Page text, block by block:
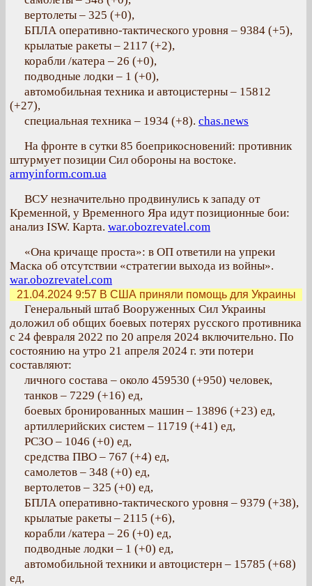
вертолеты – 325 (+0),
БПЛА оперативно-тактического уровня – 9384 (+5),
крылатые ракеты – 2117 (+2),
корабли /катера – 26 (+0),
подводные лодки – 1 (+0),
автомобильная техника и автоцистерны – 15812
(+27),
специальная техника – 1934 (+8). chas.news
На фронте в сутки 85 боеприкосновений: противник
штурмует позиции Сил обороны на востоке.
armyinform.com.ua
ВСУ незначительно продвинулись к западу от
Кременной, у Временного Яра идут позиционные бои:
анализ ISW. Карта. war.obozrevatel.com
«Она кричаще проста»: в ОП ответили на упреки
Маска об отсутствии «стратегии выхода из войны».
war.obozrevatel.com
21.04.2024 9:57 В США приняли помощь для Украины
Генеральный штаб Вооруженных Сил Украины
доложил об общих боевых потерях русского противника
с 24 февраля 2022 по 20 апреля 2024 включительно. По
состоянию на утро 21 апреля 2024 г. эти потери
составляют:
личного состава – около 459530 (+950) человек,
танков – 7229 (+16) ед,
боевых бронированных машин – 13896 (+23) ед,
артиллерийских систем – 11719 (+41) ед,
РСЗО – 1046 (+0) ед,
средства ПВО – 767 (+4) ед,
самолетов – 348 (+0) ед,
вертолетов – 325 (+0) ед,
БПЛА оперативно-тактического уровня – 9379 (+38),
крылатые ракеты – 2115 (+6),
корабли /катера – 26 (+0) ед,
подводные лодки – 1 (+0) ед,
автомобильной техники и автоцистерн – 15785 (+68)
ед,